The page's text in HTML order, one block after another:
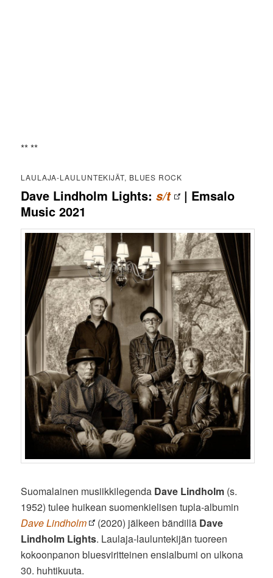
** **
LAULAJA-LAULUNTEKIJÄT, BLUES ROCK
Dave Lindholm Lights:s/t
| Emsalo
Music 2021
Suomalainen musiikkilegenda Dave Lindholm (s.
1952) tulee huikean suomenkielisen tupla-albumin
Dave Lindholm
(2020) jälkeen bändillä Dave
Lindholm Lights. Laulaja-lauluntekijän tuoreen
kokoonpanon bluesviritteinen ensialbumi on ulkona
30. huhtikuuta.